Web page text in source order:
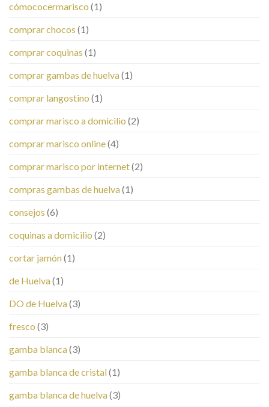
cómococermarisco (1)
comprar chocos (1)
comprar coquinas (1)
comprar gambas de huelva(1)
comprar langostino (1)
comprar marisco a domicilio (2)
comprar marisco online(4)
comprar marisco por internet(2)
compras gambas de huelva(1)
consejos (6)
coquinas a domicilio (2)
cortar jamón(1)
de Huelva(1)
DO de Huelva(3)
fresco (3)
gamba blanca(3)
gamba blanca de cristal(1)
gamba blanca de huelva(3)